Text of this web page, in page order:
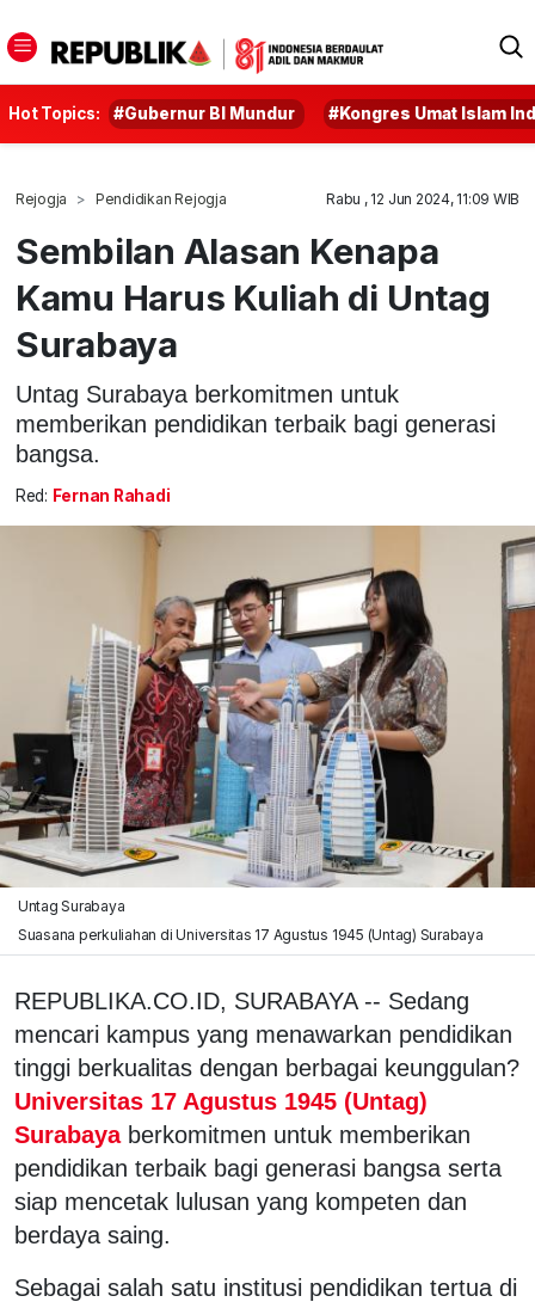
Hot Topics: #Gubernur BI Mundur #Kongres Umat Islam
Rejogja Pendidikan Rejogja Rabu , 12 Jun 2024, 11:09 WIB
Sembilan Alasan Kenapa
Kamu Harus Kuliah di Untag
Surabaya
Untag Surabaya berkomitmen untuk
memberikan pendidikan terbaik bagi generasi
bangsa.
Red: Fernan Rahadi
Untag Surabaya
Suasana perkuliahan di Universitas 17 Agustus 1945 (Untag) Surabaya
REPUBLIKA.CO.ID, SURABAYA -- Sedang
mencari kampus yang menawarkan pendidikan
tinggi berkualitas dengan berbagai keunggulan?
Universitas 17 Agustus 1945 (Untag)
Surabaya berkomitmen untuk memberikan
pendidikan terbaik bagi generasi bangsa serta
siap mencetak lulusan yang kompeten dan
berdaya saing.
Sebagai salah satu institusi pendidikan tertua di